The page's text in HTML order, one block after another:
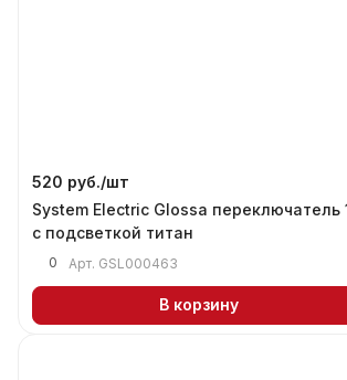
520 руб./шт
System Electric Glossa
с подсветкой титан
0 Арт. GSL000463
В корзину